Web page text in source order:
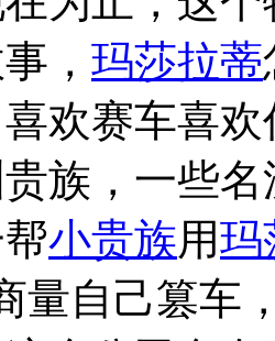
， 玛莎拉蒂
欢赛车喜
族，一些
小贵族用玛
量自己篡车